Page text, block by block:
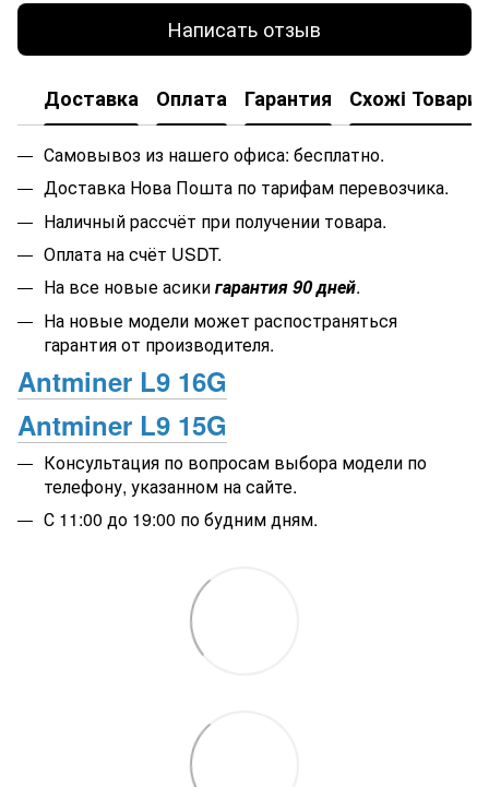
Написать отзыв
Доставка Оплата Гарантия Схожi Товари
Самовывоз из нашего офиса: бесплатно.
Доставка Нова Пошта по тарифам перевозчика.
Наличный рассчёт при получении товара.
Оплата на счёт USDT.
На все новые асикигарантия 90 дней.
На новые модели может распостраняться
гарантия от производителя.
Antminer L9 16G
Antminer L9 15G
Консультация по вопросам выбора модели по
телефону, указанном на сайте.
С 11:00 до 19:00 по будним дням.